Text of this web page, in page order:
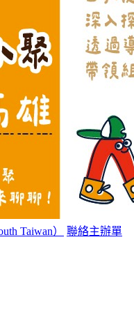
Taiwan）
聯絡主辦單